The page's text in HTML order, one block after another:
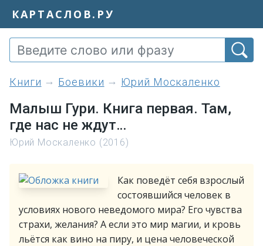
КАРТАСЛОВ.РУ
книги Боевики Юрий Москаленко
Малыш Гури. Книга первая. Там,
где нас не ждут…
Юрий Москаленко (2016)
Как поведёт себя взрослый
состоявшийся человек в
условиях нового неведомого мира? Его чувства
страхи, желания? А если это мир магии, и кровь
льётся как вино на пиру, и цена человеческой